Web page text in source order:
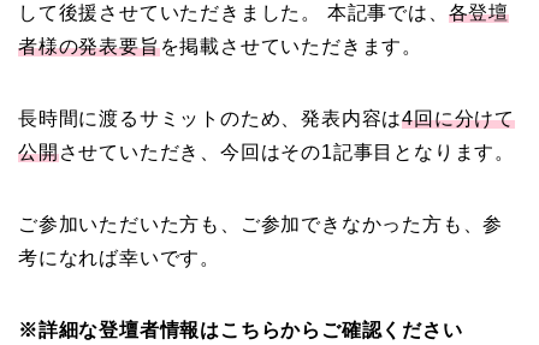
して後援させていただきました。 本記事では、 各登壇
者様の発表要旨を掲載させていただきます。
長時間に渡るサミットのため、発表内容は4回に分けて
公開させていただき、今回はその1記事目となります。
ご参加いただいた方も、ご参加できなかった方も、参
考になれば幸いです。
※詳細な登壇者情報はこちらからご確認ください